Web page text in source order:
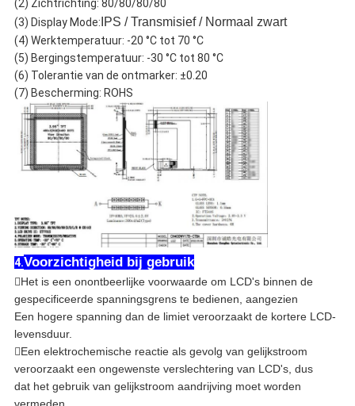
(2) Zichtrichting: 80/80/80/80
(3) Display Mode: IPS / Transmisief / Normaal zwart
(4) Werktemperatuur: -20 °C tot 70 °C
(5) Bergingstemperatuur: -30 °C tot 80 °C
(6) Tolerantie van de ontmarker: ±0.20
(7) Bescherming: ROHS
4.Voorzichtigheid bij gebruik
Het is een onontbeerlijke voorwaarde om LCD's binnen de
gespecificeerde spanningsgrens te bedienen, aangezien
Een hogere spanning dan de limiet veroorzaakt de kortere LCD-
levensduur.
Een elektrochemische reactie als gevolg van gelijkstroom
veroorzaakt een ongewenste verslechtering van LCD's, dus
dat het gebruik van gelijkstroom aandrijving moet worden